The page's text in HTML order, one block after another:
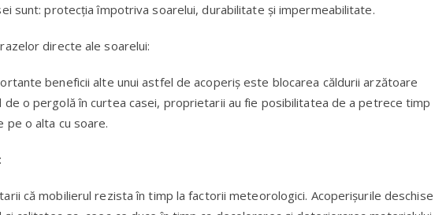
sunt: protecţia împotriva soarelui, durabilitate şi impermeabilitate.
directe ale soarelui:
beneficii alte unui astfel de acoperiş este blocarea căldurii arzătoare
de o pergolă în curtea casei, proprietarii au fie posibilitatea de a petrece timp
pe o alta cu soare.
că mobilierul rezista în timp la factorii meteorologici. Acoperişurile deschise